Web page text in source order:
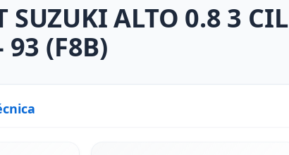
SUZUKI ALTO 0.8 3 CIL
93 (F8B)